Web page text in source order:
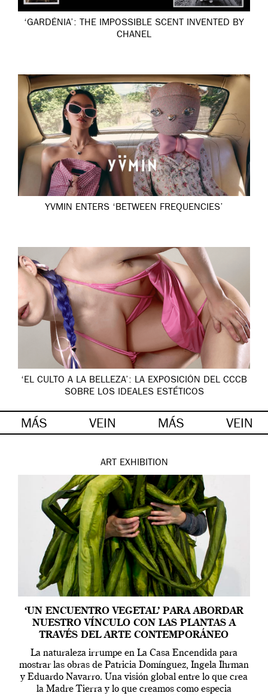
‘GARDÉNIA’: THE IMPOSSIBLE SCENT INVENTED BY
CHANEL
YVMIN ENTERS ‘BETWEEN FREQUENCIES’
‘EL CULTO A LA BELLEZA’: LA EXPOSICIÓN DEL CCCB
SOBRE LOS IDEALES ESTÉTICOS
MÁS VEIN MÁS VEIN
ART EXHIBITION
‘UN ENCUENTRO VEGETAL’ PARA ABORDAR
NUESTRO VÍNCULO CON LAS PLANTAS A
TRAVÉS DEL ARTE CONTEMPORÁNEO
La naturaleza irrumpe en La Casa Encendida para
mostrar las obras de Patricia Domínguez, Ingela Ihrman
y Eduardo Navarro. Una visión global entre lo que crea
la Madre Tierra y lo que creamos como especia